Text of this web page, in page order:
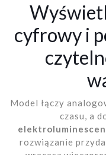
cyfrowy i
Model łączy
czasu, a
rozwiązanie